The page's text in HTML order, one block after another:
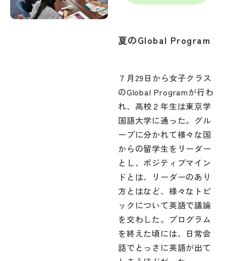
よみもの
夏のGlobal Program
７月29日から女子クラス
のGlobal Programが行わ
れ、高校２年生は東京学
国語大学に通った。グル
ープに分かれて様々な国
からの留学生をリーダー
とし、ポジティブマイン
ドとは、リーダーのあり
方とはなど、様々なトピ
ックについて英語で議論
を交わした。プログラム
を終えた頃には、日常会
話でとっさに英語が出て